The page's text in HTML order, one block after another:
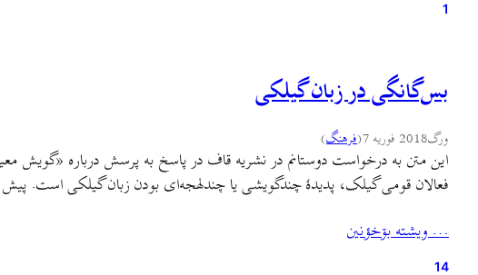
1
بس‌گانگی در زبان گیلکی
ورگ2018 فوریه 7 (فرهنگ)
این متن به درخواست دوستانم در نشریه قاف در پاسخ به پرسش درباره «گویش
فعالان قومی گیلک، پدیدهٔ چندگویشی یا چندلهجه‌ای بودن زبان گیلکی است. پیش
… ويشته بۊخؤنين
14